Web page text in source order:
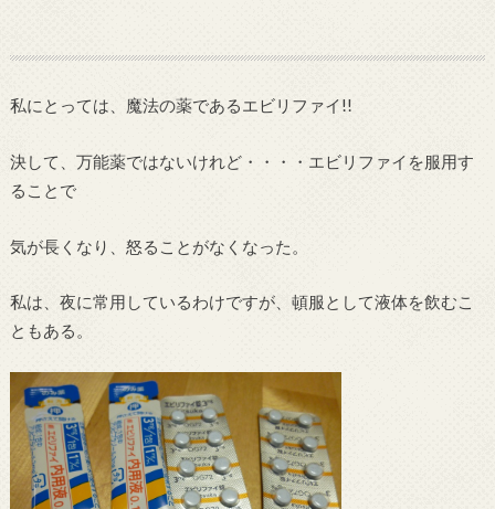
私にとっては、魔法の薬であるエビリファイ!!
決して、万能薬ではないけれど・・・・エビリファイを服用す
ることで
気が長くなり、怒ることがなくなった。
私は、夜に常用しているわけですが、頓服として液体を飲むこ
ともある。